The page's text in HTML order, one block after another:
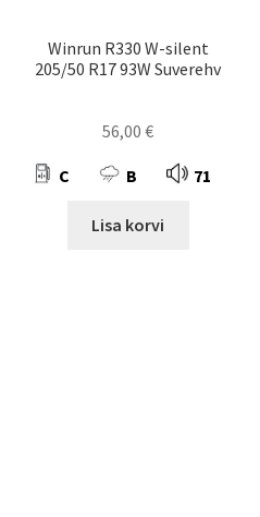
Winrun R330 W-silent
205/50 R17 93W Suverehv
56,00€
C B 71
Lisa korvi